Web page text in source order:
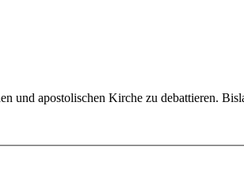
und apostolischen Kirche zu debattieren.